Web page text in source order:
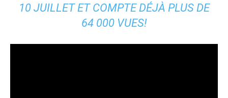
10 JUILLET ET COMPTE DÉJÀ PLUS DE
64 000 VUES!